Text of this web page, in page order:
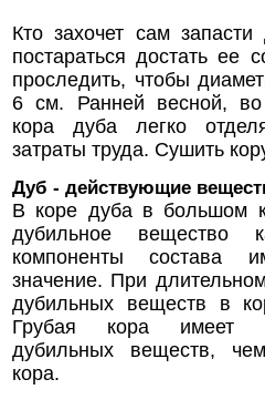
Кто захочет сам
постараться достать ее
проследить, чтобы
6 см. Ранней весной,
кора дуба легко
затраты труда. Сушить
Дуб - действующие
В коре дуба в большом
дубильное вещество
компоненты состава
значение. При
дубильных веществ в
Грубая кора имеет
дубильных веществ,
кора.